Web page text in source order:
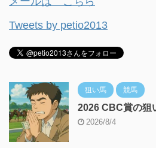
Tweets by petio2013
狙い馬 競馬
2026 CBC賞の狙
2026/8/4